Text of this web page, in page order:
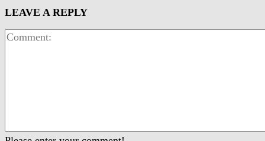
LEAVE A REPLY